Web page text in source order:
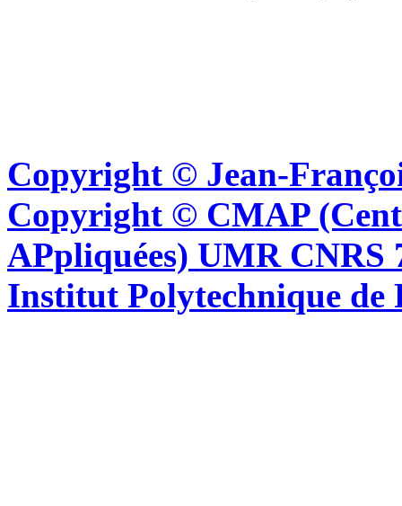
Copyright © Jean-
Copyright © CMAP
APpliquées) UMR CNRS
Institut Polytechnique de